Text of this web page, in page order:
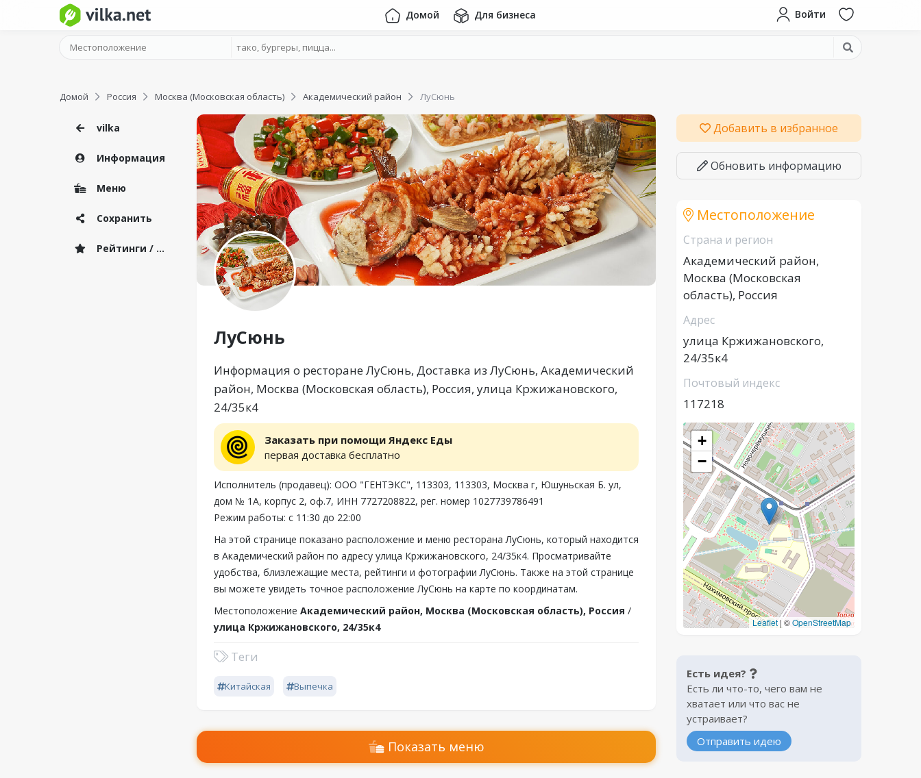
Домой Для бизнеса Войти
Домой Россия Москва (Московская область) Академический район ЛуСюнь
vilka
Информация
Меню
Сохранить
Рейтинги / Отзывы
ЛуСюнь
Информация о ресторане ЛуСюнь, Доставка из ЛуСюнь, Академический
район, Москва (Московская область), Россия, улица Кржижановского,
24/35к4
Заказать при помощи Яндекс Еды
первая доставка бесплатно
Исполнитель (продавец): ООО "ГЕНТЭКС", 113303, 113303, Москва г, Юшуньская Б. ул,
дом № 1А, корпус 2, оф.7, ИНН 7727208822, рег. номер 1027739786491
Режим работы: с 11:30 до 22:00
На этой странице показано расположение и меню ресторана ЛуСюнь, который находится
в Академический район по адресу улица Кржижановского, 24/35к4. Просматривайте
удобства, близлежащие места, рейтинги и фотографии ЛуСюнь. Также на этой странице
вы можете увидеть точное расположение ЛуСюнь на карте по координатам.
Местоположение Академический район, Москва (Московская область), Россия /
улица Кржижановского, 24/35к4
Теги
Китайская Выпечка
Показать меню
Добавить в избранное
Обновить информацию
Местоположение
Страна и регион
Академический район,
Москва (Московская
область), Россия
Адрес
улица Кржижановского,
24/35к4
Почтовый индекс
117218
+
−
Leaflet | ©OpenStreetMap
Есть идея?
Есть ли что-то, чего вам не
хватает или что вас не
устраивает?
Отправить идею